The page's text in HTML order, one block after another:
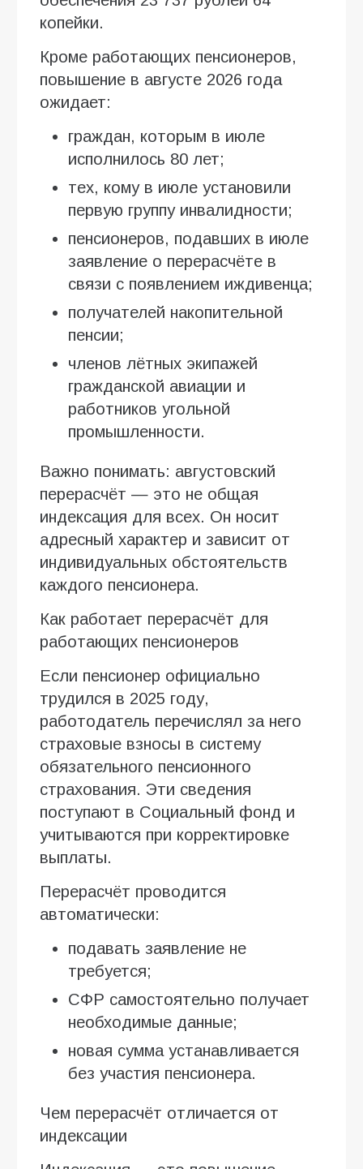
копейки.
Кроме работающих пенсионеров,
повышение в августе 2026 года
ожидает:
граждан, которым в июле
исполнилось 80 лет;
тех, кому в июле установили
первую группу инвалидности;
пенсионеров, подавших в июле
заявление о перерасчёте в
связи с появлением иждивенца;
получателей накопительной
пенсии;
членов лётных экипажей
гражданской авиации и
работников угольной
промышленности.
Важно понимать: августовский
перерасчёт — это не общая
индексация для всех. Он носит
адресный характер и зависит от
индивидуальных обстоятельств
каждого пенсионера.
Как работает перерасчёт для
работающих пенсионеров
Если пенсионер официально
трудился в 2025 году,
работодатель перечислял за него
страховые взносы в систему
обязательного пенсионного
страхования. Эти сведения
поступают в Социальный фонд и
учитываются при корректировке
выплаты.
Перерасчёт проводится
автоматически:
подавать заявление не
требуется;
СФР самостоятельно получает
необходимые данные;
новая сумма устанавливается
без участия пенсионера.
Чем перерасчёт отличается от
индексации